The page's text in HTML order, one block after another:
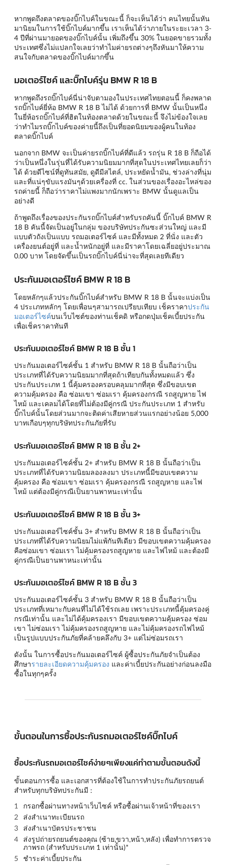
หากพูดถึงตลาดของบิ๊กไบค์ในขณะนี้ ก็จะเห็นได้ว่า คนไทยนั้นหัน
มานิยมในการใช้บิ๊กไบค์มากขึ้น เราเห็นได้ว่าภายในระยะเวลา 3-
4 ปีที่ผ่านมายอดของบิ๊กไบค์นั้น เพิ่มถึงขึ้น 30% ในยอดขายรวมทั้ง
ประเทศซึ่งไม่แปลกใจเลยว่าทำไมค่ายรถต่างๆถึงหันมาให้ความ
สนใจกับตลาดของบิ๊กไบค์มากขึ้น
มอเตอร์ไซค์ และบิ๊กไบค์รุ่น BMW R 18 B
หากพูดถึงรถบิ๊กไบค์นี่น่าจับตามองในประเทศไทยตอนนี้ ก็คงพลาด
รถบิ๊กไบค์ยี่ห้อ BMW R 18 B ไม่ได้ ด้วยการที่ BMW นั้นเป็นหนึ่ง
ในยี่ห้อรถบิ๊กไบค์ที่ฮิตในท้องตลาดด้วยในขณะนี้ จึงไม่ข้องใจเลย
ว่าทำไมรถบิ๊กไบค์ของค่ายนี้ถึงเป็นที่ยอดนิยมของผู้คนในท้อง
ตลาดบิ๊กไบค์
นอกจาก BMW จะเป็นค่ายรถบิ๊กไบค์ที่ดีแล้ว รถรุ่น R 18 B ก็ถือได้
ว่าเป็นหนึ่งในรุ่นที่ได้รับความนิยมมากที่สุดในประเทศไทยเลยก็ว่า
ได้ ด้วยดีไซน์ที่ดูทันสมัย, ดูดีมีสไตล์, ประหยัดน้ำมัน, ช่วงล่างที่นุ่ม
และที่แน่ๆขับแรงมันๆด้วยเครื่องที่ cc. ในส่วนของเรื่องอะไหล่ของ
รถค่ายนี้ ก็ถือว่าราคาไม่แพงมากนักเพราะ BMW นั้นดูแลเป็น
อย่างดี
ถ้าพูดถึงเรื่องของประกันรถบิ๊กไบค์สำหรับรถคันนี้ บิ๊กไบค์ BMW R
18 B คันนี้จัดเป็นอยู่ในกลุ่ม ของบริษัทประกันซะส่วนใหญ่ และมี
แบบตัวถังเป็นแบบ รถมอเตอร์ไซค์ และมีทั้งหมด 2 ที่นั่ง และตัว
เครื่องยนต์อยู่ที่ และน้ำหนักอยู่ที่ และมีราคาโดยเฉลี่ยอยู่ประมาณ
0.00 บาท โดยจัดขึ้นเป็นรถบิ๊กไบค์นี่น่าจะที่สุดเลยทีเดียว
ประกันมอเตอร์ไซค์ BMW R 18 B
โดยหลักๆแล้วประกันบิ๊กไบค์สำหรับ BMW R 18 B นั้นจะแบ่งเป็น
4 ประเภทหลักๆ โดยเพื่อนๆสามารถเปรียบเทียบ เช็คราคาประกัน
มอเตอร์ไซค์บนเว็บไซต์ของท่านเช็คดิ หรือกดปุ่มเช็คเบี้ยประกัน
เพื่อเช็คราคาทันที
ประกันมอเตอร์ไซค์ BMW R 18 B ชั้น 1
ประกันมอเตอร์ไซค์ชั้น 1 สำหรับ BMW R 18 B นั้นถือว่าเป็น
ประเภทที่ได้รับความนิยมมากที่สุดถ้าเทียบกันทั้งหมดแล้ว ซึ่ง
ประกันประเภท 1 นี้คุ้มครองครอบคลุมมากที่สุด ซึ่งมีขอบเขต
ความคุ้มครอง คือ ซ่อมเขา ซ่อมเรา คุ้มครองกรณี รถสูญหาย ไฟ
ไหม้ และเคลมได้โดยที่ไม่ต้องมีคู่กรณี ประกันประเภท 1 สำหรับ
บิ๊กไบค์นั้นโดยส่วนมากจะติดค่าเสียหายส่วนแรกอย่างน้อย 5,000
บาทเกือบๆทุกบริษัทประกันภัยที่รับ
ประกันมอเตอร์ไซค์ BMW R 18 B ชั้น 2+
ประกันมอเตอร์ไซค์ชั้น 2+ สำหรับ BMW R 18 B นั้นถือว่าเป็น
ประเภทที่ได้รับความนิยมลองลงมา ประเภทนี้มีขอบเขตความ
คุ้มครอง คือ ซ่อมเขา ซ่อมเรา คุ้มครองกรณี รถสูญหาย และไฟ
ไหม้ แต่ต้องมีคู่กรณีเป็นยานพาหนะเท่านั้น
ประกันมอเตอร์ไซค์ BMW R 18 B ชั้น 3+
ประกันมอเตอร์ไซค์ชั้น 3+ สำหรับ BMW R 18 B นั้นถือว่าเป็น
ประเภทที่ได้รับความนิยมไม่แพ้กันทีเดียว มีขอบเขตความคุ้มครอง
คือซ่อมเขา ซ่อมเรา ไม่คุ้มครองรถสูญหาย และไฟไหม้ และต้องมี
คู่กรณีเป็นยานพาหนะเท่านั้น
ประกันมอเตอร์ไซค์ BMW R 18 B ชั้น 3
ประกันมอเตอร์ไซค์ชั้น 3 สำหรับ BMW R 18 B นั้นถือว่าเป็น
ประเภทที่เหมาะกับคนที่ไม่ได้ใช้รถเลย เพราะประเภทนี้คุ้มครองคู่
กรณีเท่านั้น และไม่ได้คุ้มครองเรา มีขอบเขตความคุ้มครอง ซ่อม
เขา ไม่ซ่อมเรา ไม่คุ้มครองรถสูญหาย และไม่คุ้มครองรถไฟไหม้
เป็นรูปแบบประกันภัยที่คล้ายคลึงกับ 3+ แต่ไม่ซ่อมรถเรา
ดังนั้น ในการซื้อประกันมอเตอร์ไซค์ ผู้ซื้อประกันภัยจำเป็นต้อง
ศึกษารายละเอียดความคุ้มครอง และค่าเบี้ยประกันอย่างก่อนลงมือ
ซื้อในทุกๆครั้ง
ขั้นตอนในการซื้อประกันรถมอเตอร์ไซค์บิ๊กไบค์
ซื้อประกันรถมอเตอร์ไซค์ง่ายๆเพียงแค่ทำตามขั้นตอนดังนี้
ขั้นตอนการซื้อ และเอกสารที่ต้องใช้ในการทำประกันภัยรถยนต์
สำหรับทุกบริษัทประกันมี :
กรอกซื้อผ่านทางหน้าเว็บไซค์ หรือซื้อผ่านเจ้าหน้าที่ของเรา
ส่งสำเนาทะเบียนรถ
ส่งสำเนาบัตรประชาชน
ส่งรูปถ่ายรถยนต์ของคุณ (ซ้าย,ขวา,หน้า,หลัง) เพื่อทำการตรวจ
ภาพรถ (สำหรับประเภท 1 เท่านั้น)*
ชำระค่าเบี้ยประกัน